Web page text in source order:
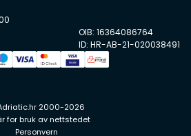
OIB: 16364086764
ID: HR-AB-21-020038491
2000-2026
for bruk av nettstedet
Personvern